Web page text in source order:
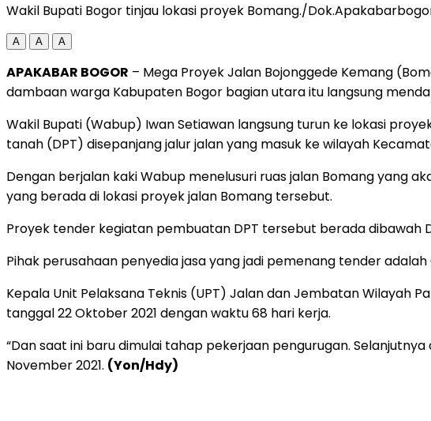
Wakil Bupati Bogor tinjau lokasi proyek Bomang./
A A A
APAKABAR BOGOR – Mega Proyek Jalan Bojonggede Kemang
dambaan warga Kabupaten Bogor bagian utara itu langsung
Wakil Bupati (Wabup) Iwan Setiawan langsung turun ke lokasi
tanah (DPT) disepanjang jalur jalan yang masuk ke wilayah
Dengan berjalan kaki Wabup menelusuri ruas jalan Bomang yang
yang berada di lokasi proyek jalan Bomang tersebut.
Proyek tender kegiatan pembuatan DPT tersebut berada dibawah
Pihak perusahaan penyedia jasa yang jadi pemenang tender
Kepala Unit Pelaksana Teknis (UPT) Jalan dan Jembatan Wilayah
tanggal 22 Oktober 2021 dengan waktu 68 hari kerja.
“Dan saat ini baru dimulai tahap pekerjaan pengurugan.
November 2021. (Yon/Hdy)